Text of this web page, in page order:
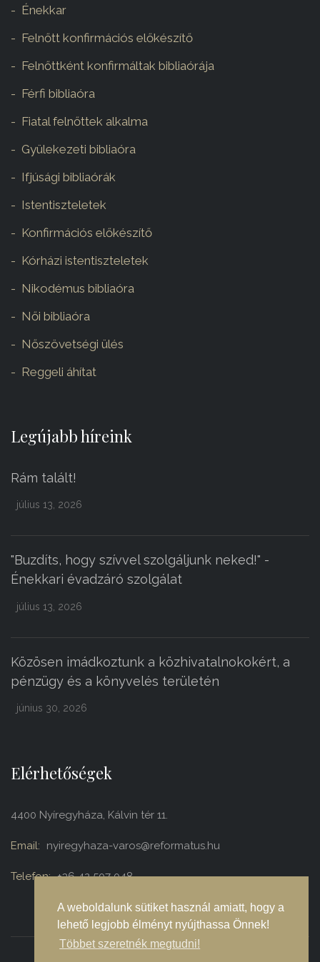
A weboldalunk sütiket használ amiatt, hogy a
lehető legjobb élményt nyújthassa Önnek!
Többet szeretnék megtudni!
Énekkar
Felnőtt konfirmációs előkészítő
Felnőttként konfirmáltak bibliaórája
Férfi bibliaóra
Fiatal felnőttek alkalma
Gyülekezeti bibliaóra
Ifjúsági bibliaórák
Istentiszteletek
Konfirmációs előkészítő
Kórházi istentiszteletek
Nikodémus bibliaóra
Női bibliaóra
Nőszövetségi ülés
Reggeli áhítat
Legújabb híreink
Rám talált!
július 13, 2026
"Buzdíts, hogy szívvel szolgáljunk neked!" -
Énekkari évadzáró szolgálat
július 13, 2026
Közösen imádkoztunk a közhivatalnokokért, a
pénzügy és a könyvelés területén
június 30, 2026
Elérhetőségek
4400 Nyíregyháza, Kálvin tér 11.
Email: nyiregyhaza-varos@reformatus.hu
Telefon: +36 42 507 048